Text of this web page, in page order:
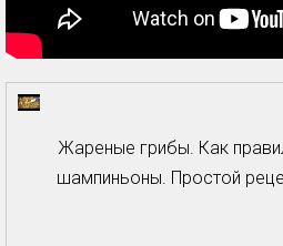
Жареные грибы. Как
шампиньоны. Простой